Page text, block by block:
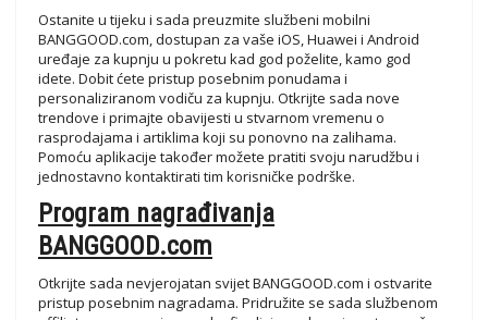
Ostanite u tijeku i sada preuzmite službeni mobilni
BANGGOOD.com, dostupan za vaše iOS, Huawei i Android
uređaje za kupnju u pokretu kad god poželite, kamo god
idete. Dobit ćete pristup posebnim ponudama i
personaliziranom vodiču za kupnju. Otkrijte sada nove
trendove i primajte obavijesti u stvarnom vremenu o
rasprodajama i artiklima koji su ponovno na zalihama.
Pomoću aplikacije također možete pratiti svoju narudžbu i
jednostavno kontaktirati tim korisničke podrške.
Program nagrađivanja
BANGGOOD.com
Otkrijte sada nevjerojatan svijet BANGGOOD.com i ostvarite
pristup posebnim nagradama. Pridružite se sada službenom